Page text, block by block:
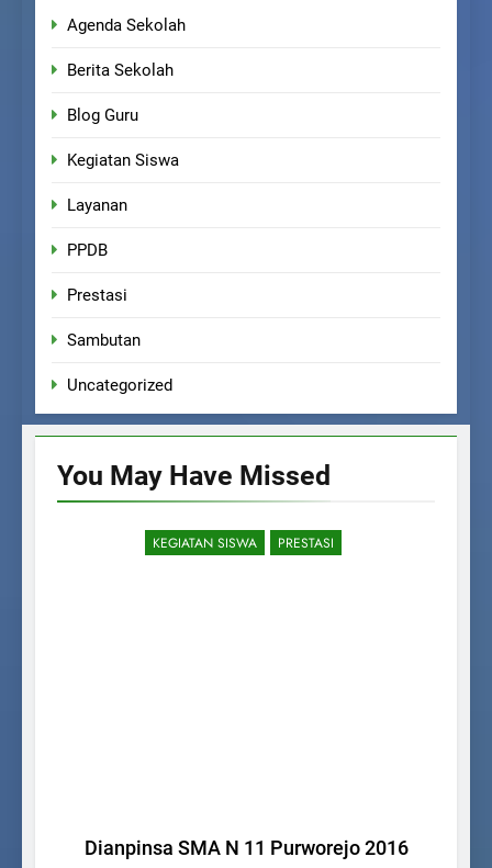
Agenda Sekolah
Berita Sekolah
Blog Guru
Kegiatan Siswa
Layanan
PPDB
Prestasi
Sambutan
Uncategorized
You May Have Missed
KEGIATAN SISWA PRESTASI
Dianpinsa SMA N 11 Purworejo 2016